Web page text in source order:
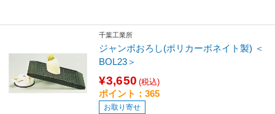
千葉工業所
ジャンボおろし(ポリカーボネイト製) ＜
BOL23＞
¥3,650 (税込)
ポイント：365
お取り寄せ